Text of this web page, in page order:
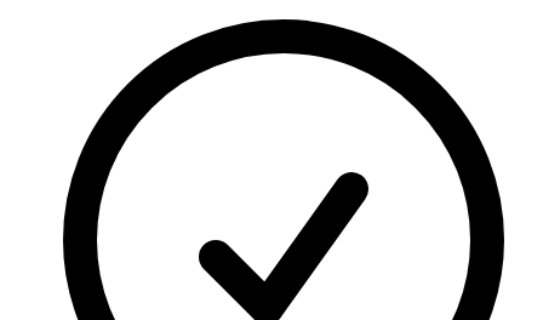
info@nordicmugs.com
+45 53 80 69 43
Om os
Annoncer
Begynd at sælge
Mumi kopper oversigt
Mumi Fazer-kruset